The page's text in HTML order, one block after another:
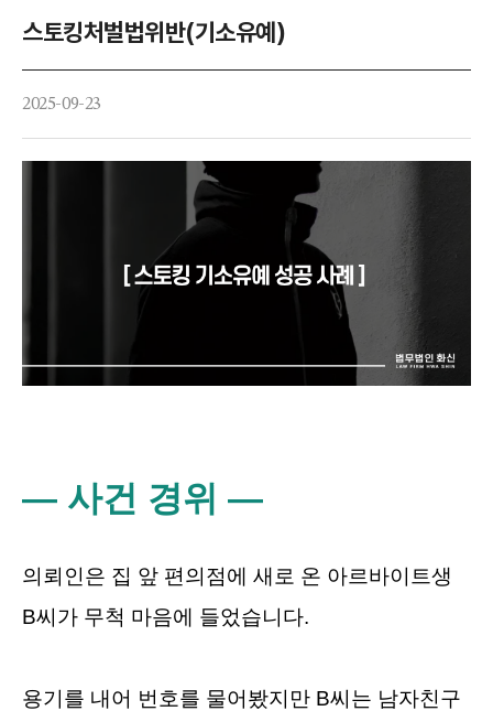
스토킹처벌법위반(기소유예)
2025-09-23
― 사건 경위 ―
의뢰인은 집 앞 편의점에 새로 온 아르바이트생
B씨가 무척 마음에 들었습니다.
용기를 내어 번호를 물어봤지만 B씨는 남자친구